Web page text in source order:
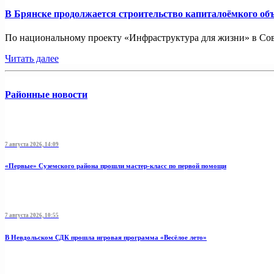
В Брянске продолжается строительство капиталоёмкого
По национальному проекту «Инфраструктура для жизни» в
Читать далее
Районные новости
7 августа 2026, 14:09
«Первые» Суземского района прошли мастер-класс по первой помощи
7 августа 2026, 10:55
В Невдольском СДК прошла игровая программа «Весёлое лето»